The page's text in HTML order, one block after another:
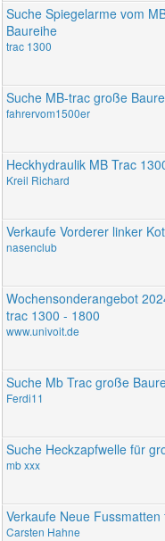
Suche Spiegelarme vom
Baureihe
trac 1300
Suche MB-trac große
fahrervom1500er
Heckhydraulik MB Trac
Kreil Richard
Verkaufe Vorderer linker
nasenclub
Wochensonderangebot
trac 1300 - 1800
www.univoit.de
Suche Mb Trac große
Ferdi11
Suche Heckzapfwelle für
mb xxx
Verkaufe Neue
Carsten Hahne